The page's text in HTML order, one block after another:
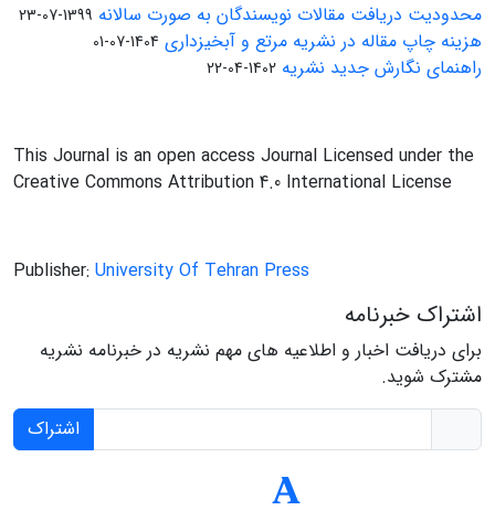
محدودیت دریافت مقالات نویسندگان به صورت سالانه 1399-07-23
هزینه چاپ مقاله در نشریه مرتع و آبخیزداری 1404-07-01
راهنمای نگارش جدید نشریه 1402-04-22
This Journal is an open access Journal Licensed under the
Creative Commons Attribution 4.0 International License
Publisher: University Of Tehran Press
اشتراک خبرنامه
برای دریافت اخبار و اطلاعیه های مهم نشریه در خبرنامه نشریه
مشترک شوید.
اشتراک